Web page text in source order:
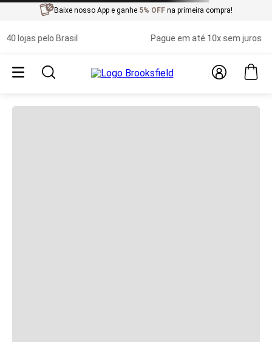
Baixe nosso App e ganhe 5% OFF na primeira compra!
pelo Brasil Pague em até 10x sem juros